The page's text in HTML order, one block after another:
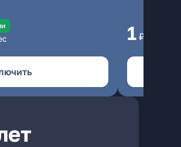
1 ₽/мес